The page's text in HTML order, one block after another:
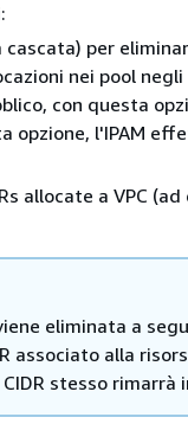
cascata) per
nei pool
con questa
opzione, l'IPAM
allocate a VPC (ad
eliminata a
associato alla
stesso rimarrà